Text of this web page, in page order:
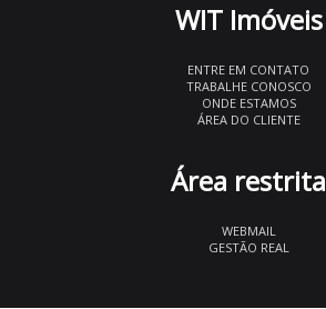
WIT Imóveis
ENTRE EM CONTATO
TRABALHE CONOSCO
ONDE ESTAMOS
ÁREA DO CLIENTE
Área restrita
WEBMAIL
GESTÃO REAL